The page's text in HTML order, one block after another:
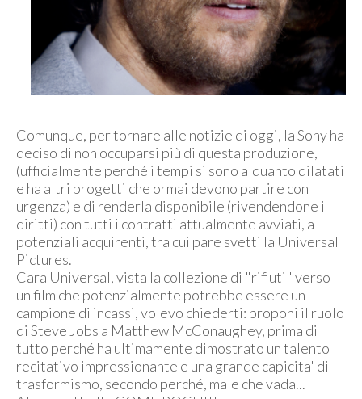
Comunque, per tornare alle notizie di oggi, la Sony ha
deciso di non occuparsi più di questa produzione,
(ufficialmente perché i tempi si sono alquanto dilatati
e ha altri progetti che ormai devono partire con
urgenza) e di renderla disponibile (rivendendone i
diritti) con tutti i contratti attualmente avviati, a
potenziali acquirenti, tra cui pare svetti la Universal
Pictures.
Cara Universal, vista la collezione di "rifiuti" verso
un film che potenzialmente potrebbe essere un
campione di incassi, volevo chiederti: proponi il ruolo
di Steve Jobs a Matthew McConaughey, prima di
tutto perché ha ultimamente dimostrato un talento
recitativo impressionante e una grande capicita' di
trasformismo, secondo perché, male che vada...